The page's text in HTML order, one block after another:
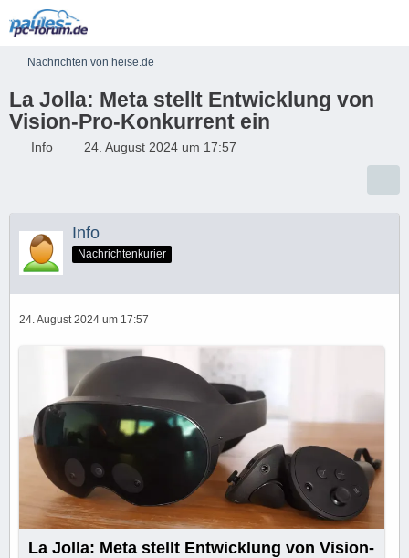
Nachrichten von heise.de
La Jolla: Meta stellt Entwicklung von
Vision-Pro-Konkurrent ein
Info 24. August 2024 um 17:57
Info
Nachrichtenkurier
24. August 2024 um 17:57
La Jolla: Meta stellt Entwicklung von Vision-